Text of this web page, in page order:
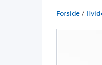
Forside /